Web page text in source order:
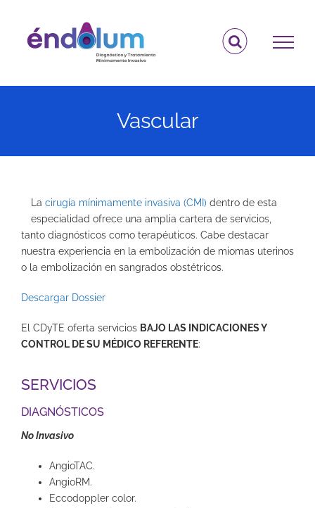
contenido
Vascular
La cirugía mínimamente invasiva (CMI) dentro de esta
especialidad ofrece una amplia cartera de servicios,
tanto diagnósticos como terapéuticos. Cabe destacar
nuestra experiencia en la embolización de miomas uterinos
o la embolización en sangrados obstétricos.
Descargar Dossier
El CDyTE oferta servicios BAJO LAS INDICACIONES Y
CONTROL DE SU MÉDICO REFERENTE:
SERVICIOS
DIAGNÓSTICOS
No Invasivo
AngioTAC.
AngioRM.
Eccodoppler color.